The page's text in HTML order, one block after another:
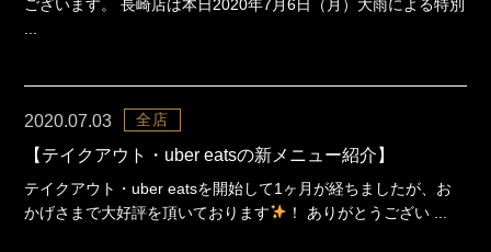
ございます。 長崎店は本日2020年7月6日（月）大雨による特別
...
2020.07.03 全店
【テイクアウト・uber eatsの新メニュー紹介】
テイクアウト・uber eatsを開始して1ヶ月が経ちましたが、お
かげさまで大好評を頂いております
！ ありがとうござい ...